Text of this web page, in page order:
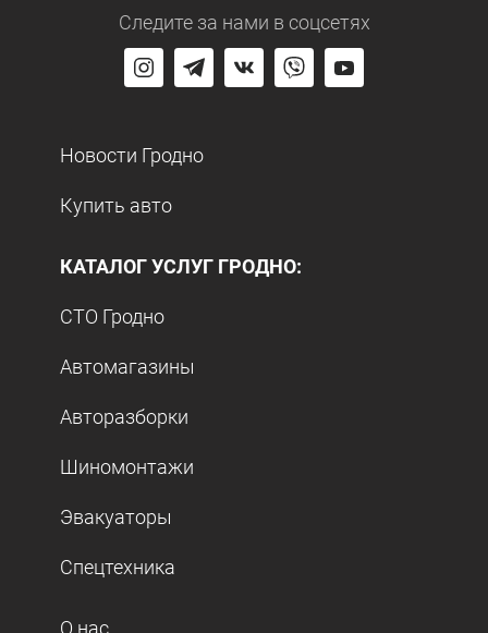
Следите за нами в соцсетях
Новости Гродно
Купить авто
КАТАЛОГ УСЛУГ ГРОДНО:
СТО Гродно
Автомагазины
Авторазборки
Шиномонтажи
Эвакуаторы
Спецтехника
О нас